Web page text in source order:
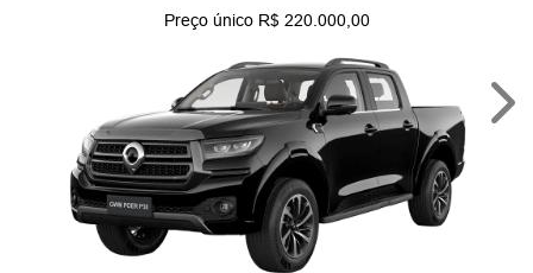
Preço único R$ 220.000,00